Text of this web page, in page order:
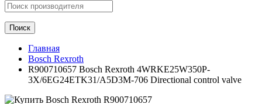
Поиск
Главная
Bosch Rexroth
R900710657 Bosch Rexroth 4WRKE25W350P-
3X/6EG24ETK31/A5D3M-706 Directional control valve